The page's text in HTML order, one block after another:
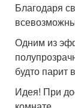
Благодаря
Одним из
будто парит
Идея! При